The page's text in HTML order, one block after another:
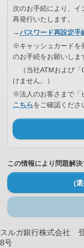
次のお手続により、イ
再発行いたします。
→パスワード再設定手
※キャッシュカードを
のお手続をお願いしま
（当社ATMおよび「
けません。）
※法人のお客さまで「
こちらをご確認くださ
この情報により問題解
(
スルガ銀行株式会社
8号